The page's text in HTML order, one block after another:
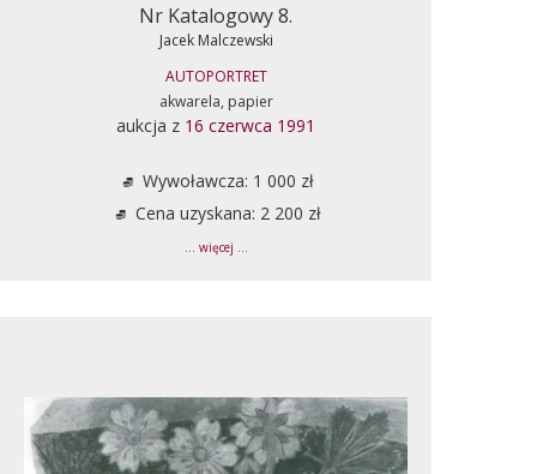
Nr Katalogowy 8.
Jacek Malczewski
AUTOPORTRET
akwarela, papier
aukcja z 16 czerwca 1991
Wywoławcza: 1 000 zł
Cena uzyskana: 2 200 zł
... więcej ...